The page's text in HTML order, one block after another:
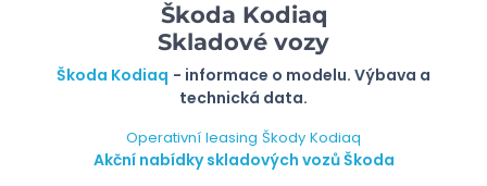
Škoda Kodiaq
Skladové vozy
Škoda Kodiaq - informace o modelu. Výbava a
technická data.
Operativní leasing Škody Kodiaq
Akční nabídky skladových vozů Škoda